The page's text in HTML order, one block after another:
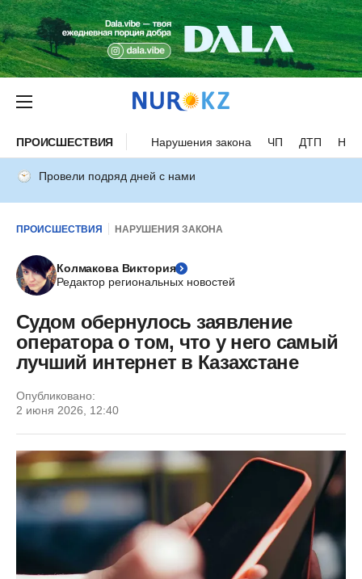
ПРОИСШЕСТВИЯ Нарушения закона ЧП ДТП
Провели подряд дней с нами
ПРОИСШЕСТВИЯ НАРУШЕНИЯ ЗАКОНА
Колмакова Виктория
Редактор региональных новостей
Судом обернулось заявление
оператора о том, что у него самый
лучший интернет в Казахстане
Опубликовано:
2 июня 2026, 12:40